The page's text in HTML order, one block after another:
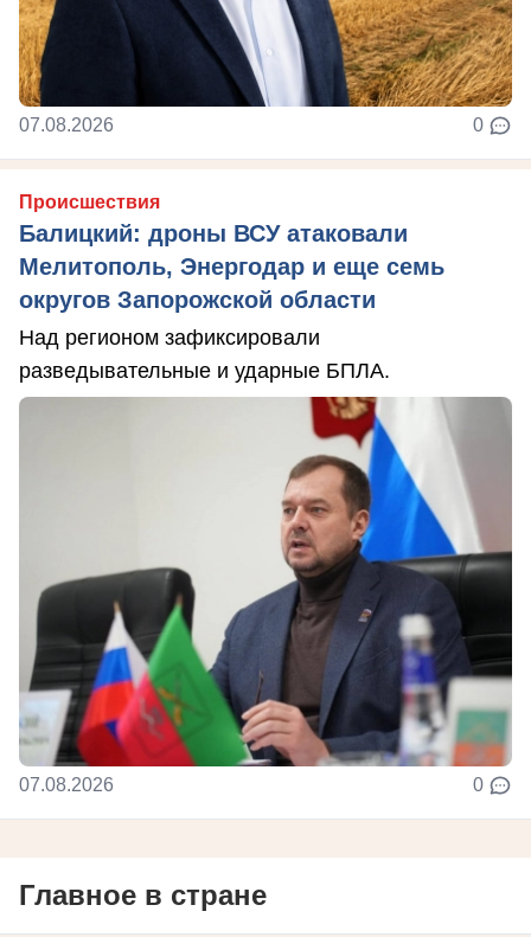
07.08.2026 0
Происшествия
Балицкий: дроны ВСУ атаковали
Мелитополь, Энергодар и еще семь
округов Запорожской области
Над регионом зафиксировали
разведывательные и ударные БПЛА.
07.08.2026 0
Главное в стране